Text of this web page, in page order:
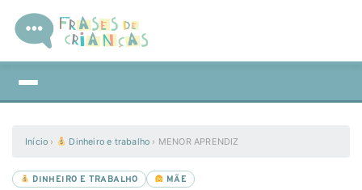
Início › Dinheiro e trabalho › MENOR APRENDIZ
DINHEIRO E TRABALHO MÃE